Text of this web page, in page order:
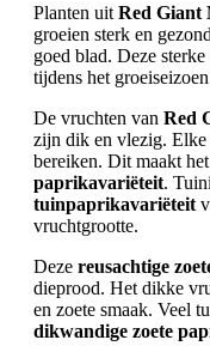
Planten uit Red Giant
groeien sterk en
goed blad. Deze
tijdens het
De vruchten van Red
zijn dik en vlezig. Elke
bereiken. Dit maakt
paprikavariëteit.
tuinpaprikavariëteit
vruchtgrootte.
Deze reusachtige
dieprood. Het dikke
en zoete smaak. Veel
dikwandige zoete